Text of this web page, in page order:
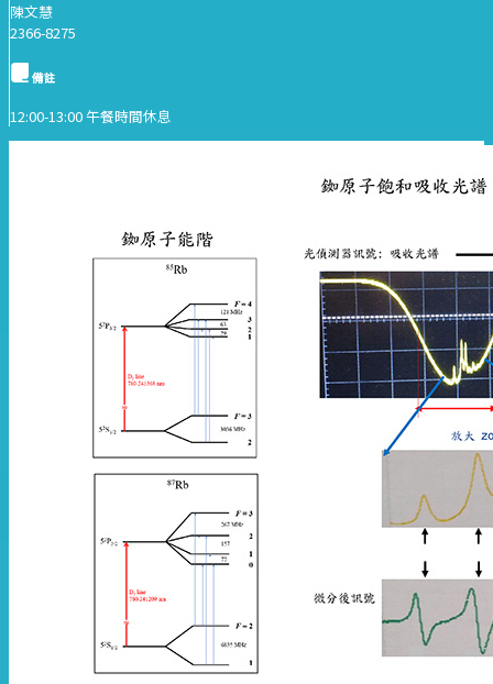
陳文慧
2366-8275
備註
12:00-13:00 午餐時間休息